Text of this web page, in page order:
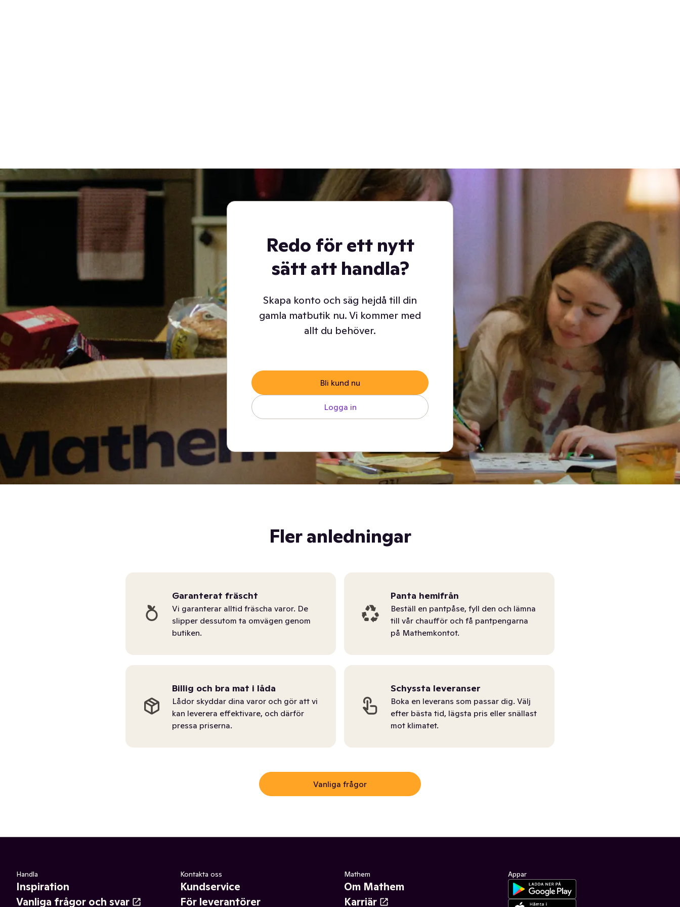
Redo för ett nytt
sätt att handla?
Skapa konto och säg hejdå till din
gamla matbutik nu. Vi kommer med
allt du behöver.
Bli kund nu
Logga in
Fler anledningar
Garanterat fräscht
Vi garanterar alltid fräscha varor. De
slipper dessutom ta omvägen genom
butiken.
Panta hemifrån
Beställ en pantpåse, fyll den och lämna
till vår chaufför och få pantpengarna
på Mathemkontot.
Billig och bra mat i låda
Lådor skyddar dina varor och gör att vi
kan leverera effektivare, och därför
pressa priserna.
Schyssta leveranser
Boka en leverans som passar dig. Välj
efter bästa tid, lägsta pris eller snällast
mot klimatet.
Vanliga frågor
Handla
Inspiration
Vanliga frågor och svar
Kontakta oss
Kundservice
För leverantörer
Mathem
Om Mathem
Karriär
Appar